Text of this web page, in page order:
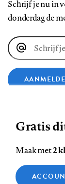
Schrijf je nu in
donderdag de
E-
op
op
Contact
Zie onze cookie
Gratis
Maak met2